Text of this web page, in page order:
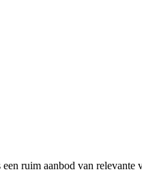
ruim aanbod van relevante